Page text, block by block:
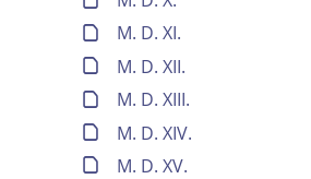
M. D. XI.
M. D. XII.
M. D. XIII.
M. D. XIV.
M. D. XV.